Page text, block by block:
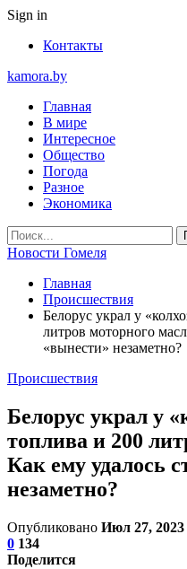
Sign in
Контакты
kamora.by
Главная
В мире
Интересное
Общество
Погода
Разное
Экономика
Новости Гомеля
Главная
Происшествия
Белорус украл у
литров моторного
«вынести» незаметно?
Происшествия
Белорус украл у
топлива и 200
Как ему удалось
незаметно?
Опубликовано Июл 27, 2023
0 134
Поделится